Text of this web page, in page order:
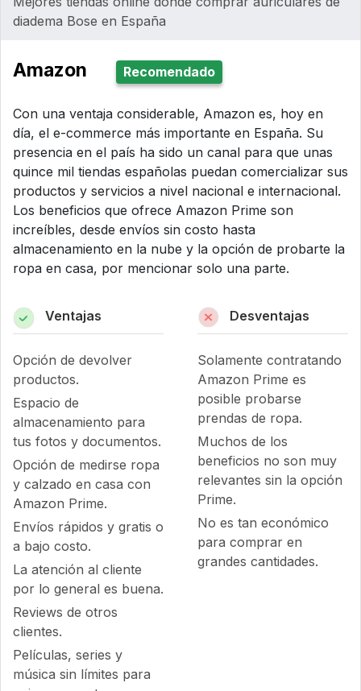
diadema Bose en España
Amazon Recomendado
Con una ventaja considerable, Amazon es, hoy en
día, el e-commerce más importante en España. Su
presencia en el país ha sido un canal para que unas
quince mil tiendas españolas puedan comercializar sus
productos y servicios a nivel nacional e internacional.
Los beneficios que ofrece Amazon Prime son
increíbles, desde envíos sin costo hasta
almacenamiento en la nube y la opción de probarte la
ropa en casa, por mencionar solo una parte.
Ventajas
Opción de devolver
productos.
Espacio de
almacenamiento para
tus fotos y documentos.
Opción de medirse ropa
y calzado en casa con
Amazon Prime.
Envíos rápidos y gratis o
a bajo costo.
La atención al cliente
por lo general es buena.
Reviews de otros
clientes.
Películas, series y
música sin límites para
Desventajas
Solamente contratando
Amazon Prime es
posible probarse
prendas de ropa.
Muchos de los
beneficios no son muy
relevantes sin la opción
Prime.
No es tan económico
para comprar en
grandes cantidades.